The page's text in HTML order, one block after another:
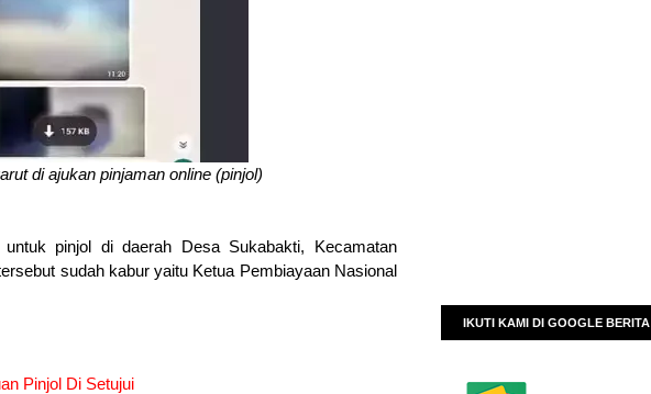
di ajukan pinjaman online (pinjol)
pinjol di daerah Desa Sukabakti, Kecamatan
sudah kabur yaitu Ketua Pembiayaan Nasional
Pinjol Di Setujui
IKUTI KAMI DI GOOGLE BERITA